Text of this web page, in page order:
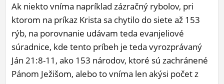
Ak niekto vníma napríklad zázračný rybolov, pri
ktorom na príkaz Krista sa chytilo do siete až 153
rýb, na porovnanie udávam teda evanjeliové
súradnice, kde tento príbeh je teda vyrozprávaný
Ján 21:8-11, ako 153 národov, ktoré sú zachránené
Pánom Ježišom, alebo to vníma len akýsi počet z